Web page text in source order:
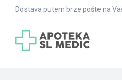
Dostava putem brze pošte na